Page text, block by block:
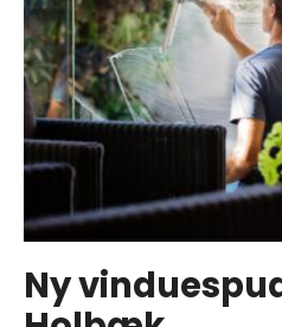
fra
CV
til
samtale
Ny